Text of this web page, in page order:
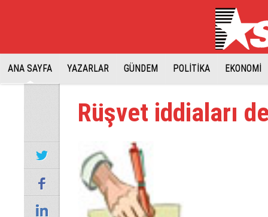
ANA SAYFA YAZARLAR GÜNDEM POLİTİKA EKONOMİ
Rüşvet iddiaları